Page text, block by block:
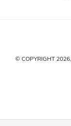
© COPYRIGHT